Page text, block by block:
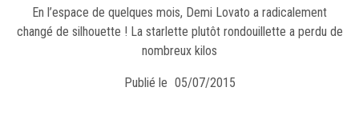
En l’espace de quelques mois, Demi Lovato a radicalement
changé de silhouette ! La starlette plutôt rondouillette a perdu de
nombreux kilos
Publié le 05/07/2015